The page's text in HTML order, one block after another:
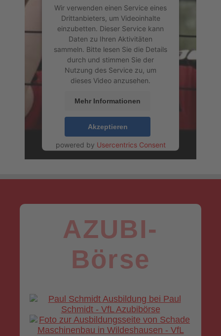
Wir verwenden einen Service eines
Drittanbieters, um Videoinhalte
einzubetten. Dieser Service kann
Daten zu Ihren Aktivitäten
sammeln. Bitte lesen Sie die Details
durch und stimmen Sie der
Nutzung des Service zu, um
dieses Video anzusehen.
Mehr Informationen
Akzeptieren
powered by Usercentrics Consent
AZUBI-
Börse